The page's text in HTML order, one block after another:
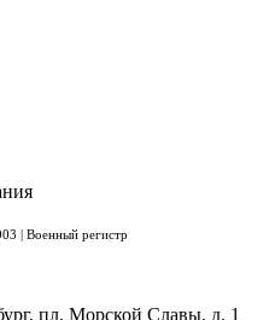
| Военный регистр
пл. Морской Славы, д. 1